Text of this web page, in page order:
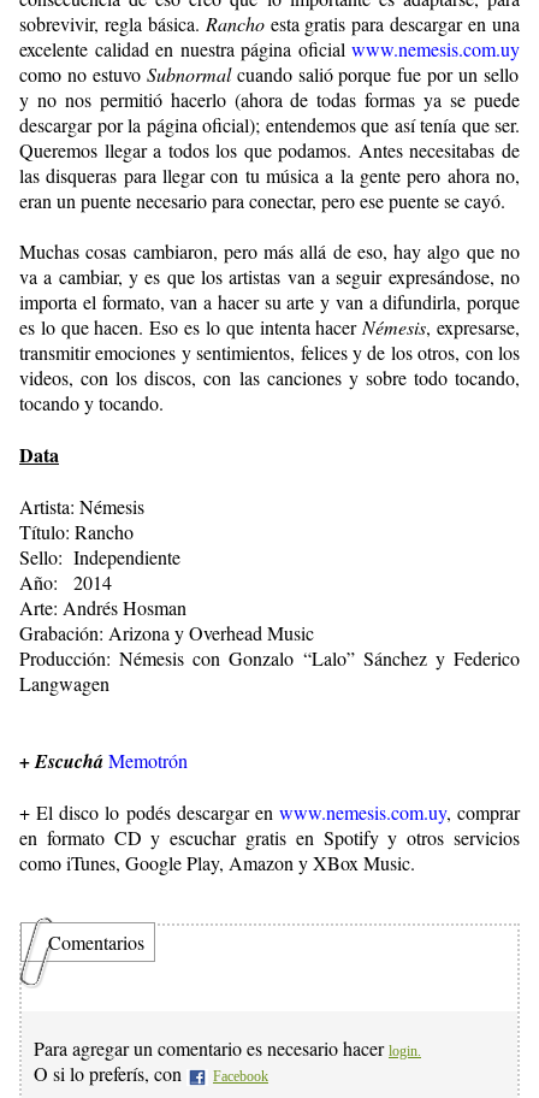
sobrevivir, regla básica. Ranchoesta gratis para descargar en una
excelente calidad en nuestra página oficial www.nemesis.com.uy
como no estuvo Subnormalcuando salió porque fue por un sello
y no nos permitió hacerlo (ahora de todas formas ya se puede
descargar por la página oficial); entendemos que así tenía que ser.
Queremos llegar a todos los que podamos. Antes necesitabas de
las disqueras para llegar con tu música a la gente pero ahora no,
eran un puente necesario para conectar, pero ese puente se cayó.
Muchas cosas cambiaron, pero más allá de eso, hay algo que no
va a cambiar, y es que los artistas van a seguir expresándose, no
importa el formato, van a hacer su arte y van a difundirla, porque
es lo que hacen. Eso es lo que intenta hacerNémesis, expresarse,
transmitir emociones y sentimientos, felices y de los otros, con los
videos, con los discos, con las canciones y sobre todo tocando,
tocando y tocando.
Data
Artista: Némesis
Título: Rancho
Sello: Independiente
Año:
2014
Arte: Andrés Hosman
Grabación: Arizona y Overhead Music
Producción: Némesis con Gonzalo “Lalo” Sánchez y Federico
Langwagen
+ EscucháMemotrón
+ El disco lo podés descargar en www.nemesis.com.uy, comprar
en formato CD y escuchar gratis en Spotify y otros servicios
como iTunes, Google Play, Amazon y XBox Music.
Comentarios
Para agregar un comentario es necesario hacer login.
O si lo preferís, con Facebook